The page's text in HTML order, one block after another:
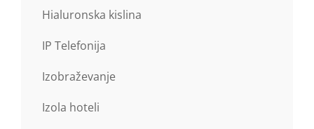
Hialuronska kislina
IP Telefonija
Izobraževanje
Izola hoteli